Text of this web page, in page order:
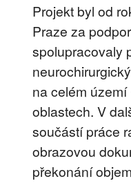
Projekt byl od
Praze za
spolupracovaly
na celém
oblastech. V
součástí práce
obrazovou
překonání